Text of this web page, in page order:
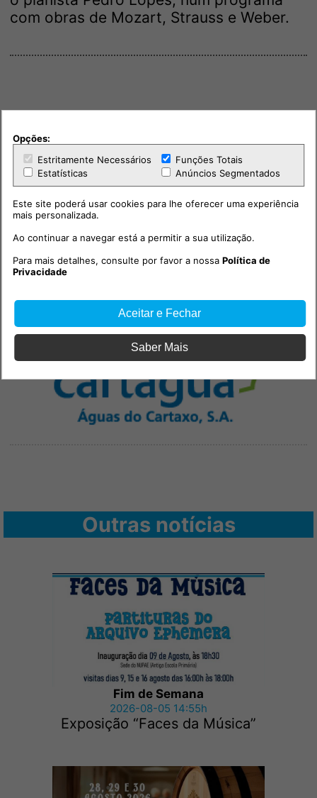
com obras de Mozart, Strauss e Weber.
PUB
Outras notícias
Fim de Semana
2026-08-05 14:55h
Exposição “Faces da Música”
Opções:
Estritamente Necessários
Funções Totais
Estatísticas
Anúncios Segmentados
Este site poderá usar cookies para lhe oferecer uma experiência
mais personalizada.
Ao continuar a navegar está a permitir a sua utilização.
Para mais detalhes, consulte por favor a nossaPolítica de
Privacidade
Aceitar e Fechar
Saber Mais